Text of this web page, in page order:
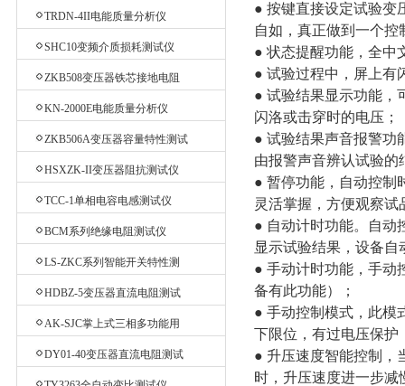
TRDN-4II电能质量分析仪
SHC10变频介质损耗测试仪
ZKB508变压器铁芯接地电阻
KN-2000E电能质量分析仪
ZKB506A变压器容量特性测试
HSXZK-II变压器阻抗测试仪
TCC-1单相电容电感测试仪
BCM系列绝缘电阻测试仪
LS-ZKC系列智能开关特性测
HDBZ-5变压器直流电阻测试
AK-SJC掌上式三相多功能用
DY01-40变压器直流电阻测试
● 按键直接设定试验变
自如，真正做到一个
● 状态提醒功能，全中
● 试验过程中，屏上有
● 试验结果显示功能，
闪洛或击穿时的电压；
● 试验结果声音报警功
由报警声音辨认试验的
● 暂停功能，自动控制
灵活掌握，方便观察
● 自动计时功能。自动
显示试验结果，设备自
● 手动计时功能，手动
备有此功能）；
● 手动控制模式，此模
下限位，有过电压保护
● 升压速度智能控制，
时，升压速度进一步减